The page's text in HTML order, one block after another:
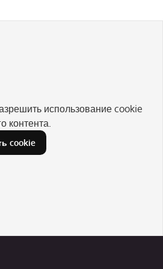
использование cookie
контента.
cookie